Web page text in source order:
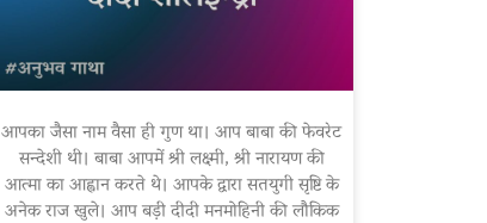
आपका जैसा नाम वैसा ही गुण था। आप बाबा की फेवरेट
सन्देशी थी। बाबा आपमें श्री लक्ष्मी, श्री नारायण की
आत्मा का आह्वान करते थे। आपके द्वारा सतयुगी सृष्टि के
अनेक राज खुले। आप बड़ी दीदी मनमोहिनी की लौकिक